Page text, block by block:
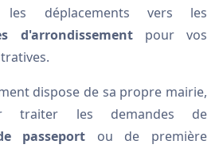
les déplacements vers les
d'arrondissementpour vos
dispose de sa propre mairie,
traiter les demandes de
passeport ou de première